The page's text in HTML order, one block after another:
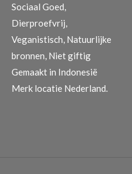
Sociaal Goed,
Dierproefvrij,
Veganistisch, Natuurlijke
bronnen, Niet giftig
Gemaakt in Indonesië
Merk locatie Nederland.